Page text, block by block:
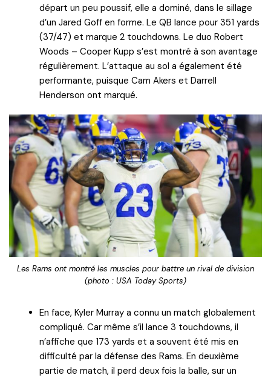
départ un peu poussif, elle a dominé, dans le sillage
d’un Jared Goff en forme. Le QB lance pour 351 yards
(37/47) et marque 2 touchdowns. Le duo Robert
Woods – Cooper Kupp s’est montré à son avantage
régulièrement. L’attaque au sol a également été
performante, puisque Cam Akers et Darrell
Henderson ont marqué.
Les Rams ont montré les muscles pour battre un rival de division
(photo : USA Today Sports)
En face, Kyler Murray a connu un match globalement
compliqué. Car même s’il lance 3 touchdowns, il
n’affiche que 173 yards et a souvent été mis en
difficulté par la défense des Rams. En deuxième
partie de match, il perd deux fois la balle, sur un